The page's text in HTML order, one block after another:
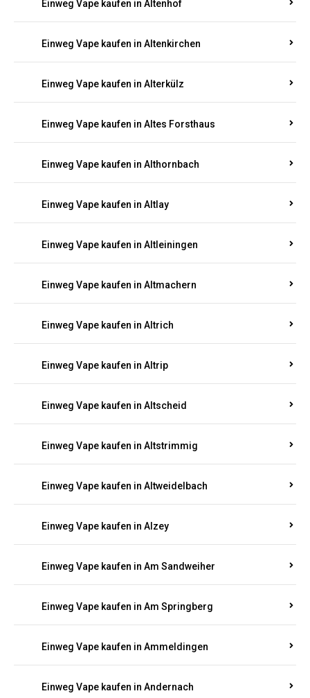
Einweg Vape kaufen in Altenhof
Einweg Vape kaufen in Altenkirchen
Einweg Vape kaufen in Alterkülz
Einweg Vape kaufen in Altes Forsthaus
Einweg Vape kaufen in Althornbach
Einweg Vape kaufen in Altlay
Einweg Vape kaufen in Altleiningen
Einweg Vape kaufen in Altmachern
Einweg Vape kaufen in Altrich
Einweg Vape kaufen in Altrip
Einweg Vape kaufen in Altscheid
Einweg Vape kaufen in Altstrimmig
Einweg Vape kaufen in Altweidelbach
Einweg Vape kaufen in Alzey
Einweg Vape kaufen in Am Sandweiher
Einweg Vape kaufen in Am Springberg
Einweg Vape kaufen in Ammeldingen
Einweg Vape kaufen in Andernach